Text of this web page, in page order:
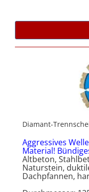
Diamant-
Aggressives
Material!
Altbeton,
Naturstein,
Dachpfannen,